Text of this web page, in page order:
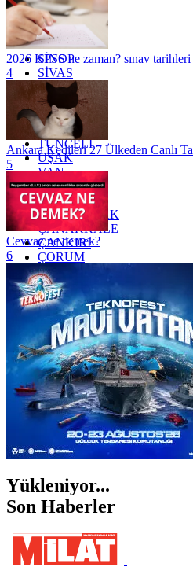
RİZE
SAKARYA
SAMSUN
SİNOP
SİVAS
SİİRT
TEKİRDAĞ
TOKAT
TRABZON
TUNCELİ
UŞAK
VAN
YALOVA
YOZGAT
ZONGULDAK
ÇANAKKALE
ÇANKIRI
ÇORUM
İSTANBUL
İZMİR
ŞANLIURFA
ŞIRNAK
2026 KPSS ne zaman? sınav
4
Ankara Kedileri 27 Ülkeden Canlı
5
Cevvaz ne demek?
6
Yükleniyor...
Son Haberler